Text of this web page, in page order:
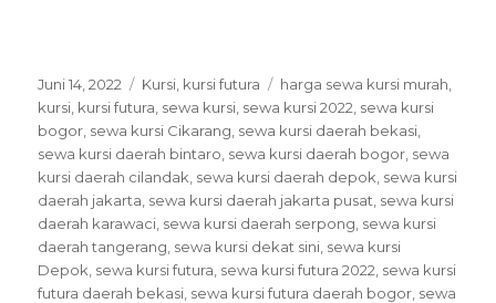
Posted
on
Juni 14, 2022 Categories
Kursi kursi futura Tags
harga sewa kursi murah
kursi kursi futura sewa kursi sewa kursi 2022 sewa kursi
bogor sewa kursi Cikarang sewa kursi daerah bekasi
sewa kursi daerah bintaro sewa kursi daerah bogor sewa
kursi daerah cilandak sewa kursi daerah depok sewa kursi
daerah jakarta sewa kursi daerah jakarta pusat sewa kursi
daerah karawaci sewa kursi daerah serpong sewa kursi
daerah tangerang sewa kursi dekat sini sewa kursi
Depok sewa kursi futura sewa kursi futura 2022 sewa kursi
futura daerah bekasi sewa kursi futura daerah bogor sewa